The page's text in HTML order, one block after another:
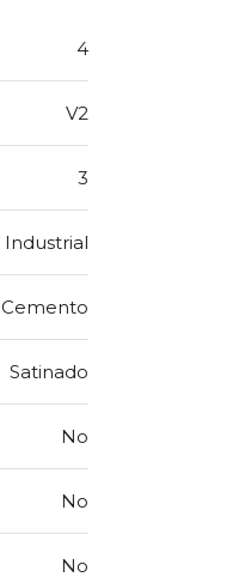
4
V2
3
Industrial
Cemento
Satinado
No
No
No